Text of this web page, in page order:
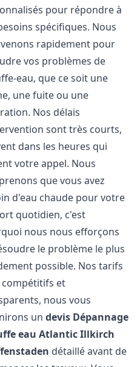
pour répondre à
spécifiques. Nous
rapidement pour
vos problèmes de
eau, que ce soit une
une fuite ou une
Nos délais
sont très courts,
dans les heures qui
votre appel. Nous
que vous avez
d'eau chaude pour votre
quotidien, c'est
nous nous efforçons
le problème le plus
possible. Nos tarifs
et
nous vous
undevis Dépannage
eau AtlanticIllkirch
détaillé avant de